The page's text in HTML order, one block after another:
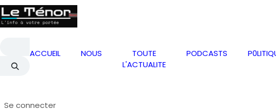
Se rendre au contenu
ACCUEIL NOUS
TOUTE
L'ACTUALITE
PODCASTS
Se connecter